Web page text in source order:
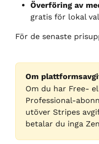
Överföring av
gratis för lokal
För de senaste
Om
Om du har Free-
Professional-
utöver Stripes
betalar du inga